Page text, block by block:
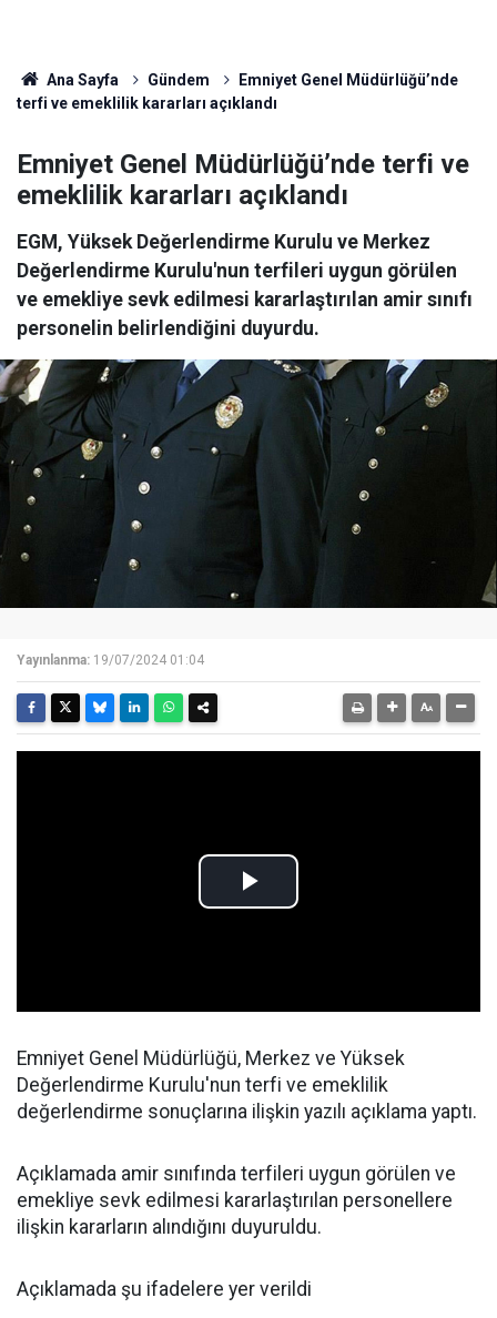
Ana Sayfa Gündem
Emniyet Genel Müdürlüğü’nde
terfi ve emeklilik kararları açıklandı
Emniyet Genel Müdürlüğü’nde terfi ve
emeklilik kararları açıklandı
EGM, Yüksek Değerlendirme Kurulu ve Merkez
Değerlendirme Kurulu'nun terfileri uygun görülen
ve emekliye sevk edilmesi kararlaştırılan amir sınıfı
personelin belirlendiğini duyurdu.
Yayınlanma: 19/07/2024 01:04
Emniyet Genel Müdürlüğü, Merkez ve Yüksek
Değerlendirme Kurulu'nun terfi ve emeklilik
değerlendirme sonuçlarına ilişkin yazılı açıklama yaptı.
Açıklamada amir sınıfında terfileri uygun görülen ve
emekliye sevk edilmesi kararlaştırılan personellere
ilişkin kararların alındığını duyuruldu.
Açıklamada şu ifadelere yer verildi